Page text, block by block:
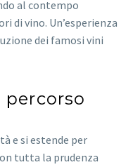
al contempo
di vino. Un’esperienza
dei famosi vini
e si estende per
tutta la prudenza